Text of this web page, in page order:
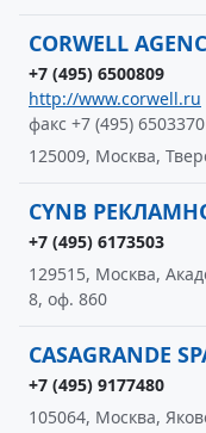
CORWELL
+7 (495) 6500809
http://www.corwell.ru
факс +7 (495) 6503370
125009, Москва,
CYNB
+7 (495) 6173503
129515, Москва,
8, оф. 860
CASAGRANDE
+7 (495) 9177480
105064, Москва,